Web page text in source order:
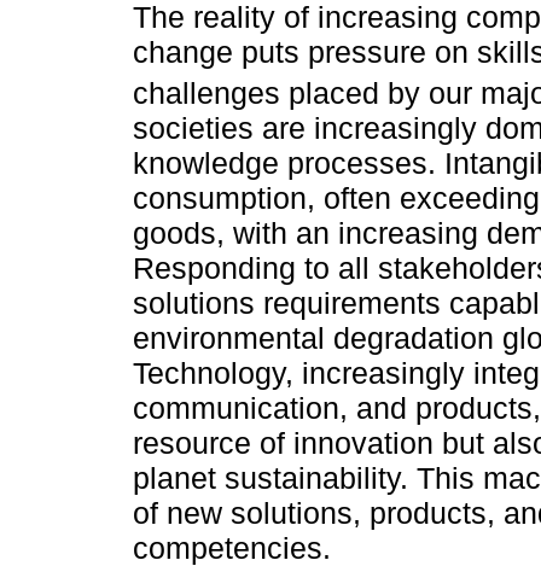
The reality of increasing
change puts pressure on
challenges placed by our
societies are increasingly
knowledge processes.
consumption, often
goods, with an increasing
Responding to all
solutions requirements
environmental degradation
Technology, increasingly
communication, and
resource of innovation but
planet sustainability. This
of new solutions, products,
competencies.